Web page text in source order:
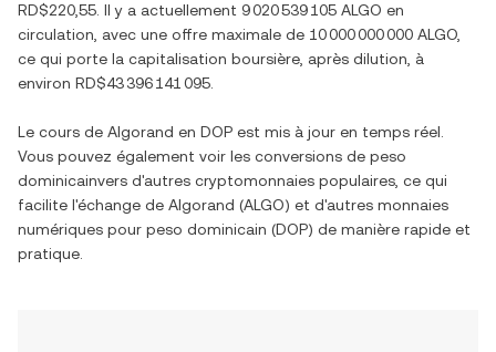
RD$220,55 . Il y a actuellement 9 020 539 105 ALGO en
circulation, avec une offre maximale de 10 000 000 000 ALGO
ce qui porte la capitalisation boursière, après dilution, à
environ RD$43 396 141 095
Le cours de Algorand en DOP est mis à jour en temps réel.
Vous pouvez également voir les conversions de peso
dominicainvers d'autres cryptomonnaies populaires, ce qui
facilite l'échange de Algorand (ALGO) et d'autres monnaies
numériques pour peso dominicain (DOP) de manière rapide et
pratique.